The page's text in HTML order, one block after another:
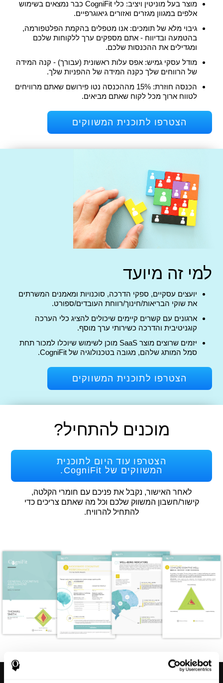
מוצר בעל מוניטין ויציב: כלי CogniFit כבר נמצאים בשימוש
אלפים במגוון מגזרים ואזורים גיאוגרפיים.
גיבוי מלא של תומכים: אנו מטפלים בהקמת הפלטפורמה,
בהטמעה ובדיווח - אתם מספקים ערך ללקוחות שלכם
ומגדילים את ההכנסות שלכם.
מודל עסקי גמיש: אפס עלות ראשונית (עבורך) - קנה המידה
של הרווחים שלך כקנה המידה של ההפניות שלך.
הכנסה חוזרת: 15% מההכנסה נטו פירושם שאתם מרוויחים
לטווח ארוך מכל לקוח שאתם מביאים.
הצטרפו לתוכנית המשווקים
למי זה מיועד
יועצים עסקיים, ספקי הדרכה, סוכנויות ומאמנים המשרתים
את שוקי הבריאות/חינוך/רווחת העובדים/ספורט.
ארגונים עם קשרים קיימים שיכולים להציג כלי הערכה
קוגניטיבית והדרכה כשירותי ערך מוסף.
יזמים שרוצים מוצר SaaS מוכן לשימוש שיוכלו למכור תחת
סמל המותג שלהם, מגובה בטכנולוגיה של CogniFit.
הצטרפו לתוכנית המשווקים
מוכנים להתחיל?
הצטרפו עוד היום לתוכנית
המשווקים של CogniFit.
לאחר האישור, נקבל את פניכם עם חומרי הקלטה,
קישור/חשבון המשווק שלכם וכל מה שאתם צריכים כדי
להתחיל להרוויח.